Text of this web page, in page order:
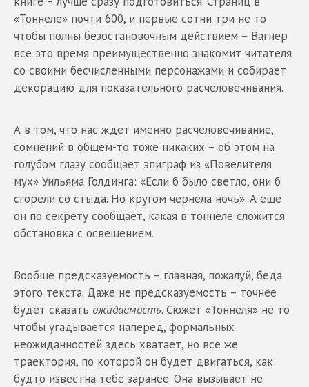
«Тоннеле» почти 600, и первые сотни три не то
чтобы полны безостановочным действием – Вагнер
все это время преимущественно знакомит читателя
со своими бесчисленными персонажами и собирает
декорацию для показательного расчеловечивания.
А в том, что нас ждет именно расчеловечивание,
сомнений в общем-то тоже никаких – об этом на
голубом глазу сообщает эпиграф из «Повелителя
мух» Уильяма Голдинга: «Если б было светло, они б
сгорели со стыда. Но кругом чернела ночь». А еще
он по секрету сообщает, какая в тоннеле сложится
обстановка с освещением.
Вообще предсказуемость – главная, пожалуй, беда
этого текста. Даже не предсказуемость – точнее
будет сказать ожидаемость. Сюжет «Тоннеля» не то
чтобы угадывается наперед, формальных
неожиданностей здесь хватает, но все же
траектория, по которой он будет двигаться, как
будто известна тебе заранее. Она вызывает не